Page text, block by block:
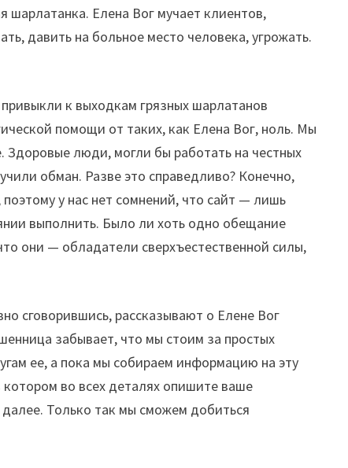
шарлатанка. Елена Вог мучает клиентов,
давить на больное место человека, угрожать.
к выходкам грязных шарлатанов
помощи от таких, как Елена Вог, ноль. Мы
Здоровые люди, могли бы работать на честных
обман. Разве это справедливо? Конечно,
у нас нет сомнений, что сайт — лишь
выполнить. Было ли хоть одно обещание
они — обладатели сверхъестественной силы,
сговорившись, рассказывают о Елене Вог
забывает, что мы стоим за простых
ее, а пока мы собираем информацию на эту
во всех деталях опишите ваше
Только так мы сможем добиться